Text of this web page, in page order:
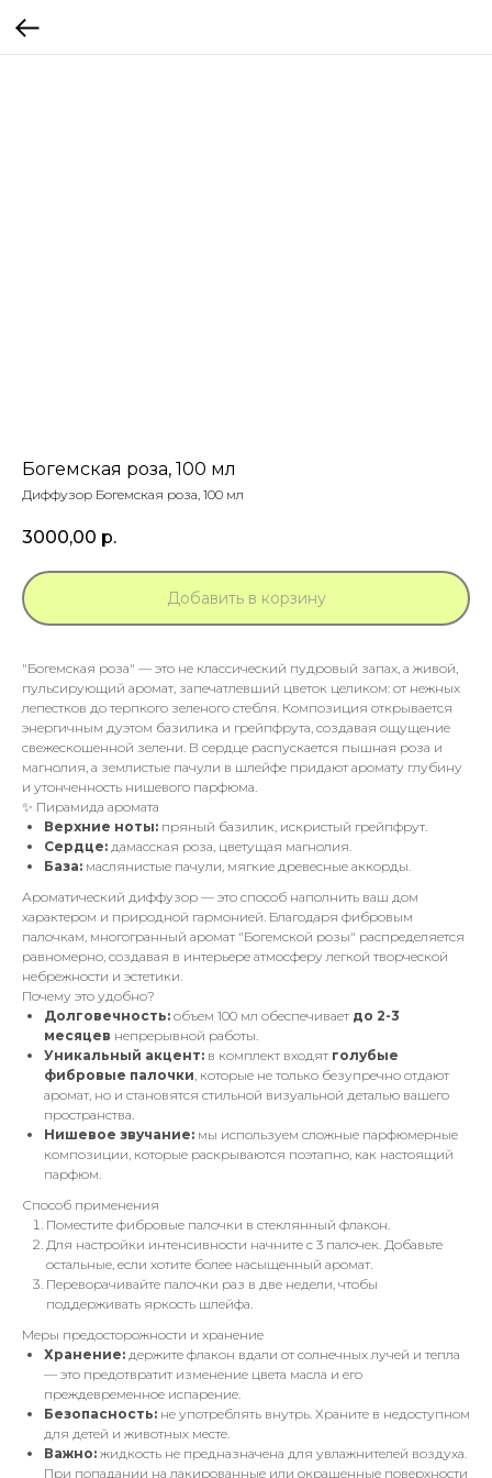
Богемская роза, 100 мл
Диффузор Богемская роза, 100 мл
3000,00 р.
Добавить в корзину
"Богемская роза" — это не классический пудровый запах, а живой,
пульсирующий аромат, запечатлевший цветок целиком: от нежных
лепестков до терпкого зеленого стебля. Композиция открывается
энергичным дуэтом базилика и грейпфрута, создавая ощущение
свежескошенной зелени. В сердце распускается пышная роза и
магнолия, а землистые пачули в шлейфе придают аромату глубину
и утонченность нишевого парфюма.
✨ Пирамида аромата
Верхние ноты: пряный базилик, искристый грейпфрут.
Сердце: дамасская роза, цветущая магнолия.
База: маслянистые пачули, мягкие древесные аккорды.
Ароматический диффузор — это способ наполнить ваш дом
характером и природной гармонией. Благодаря фибровым
палочкам, многогранный аромат "Богемской розы" распределяется
равномерно, создавая в интерьере атмосферу легкой творческой
небрежности и эстетики.
Почему это удобно?
Долговечность: объем 100 мл обеспечивает до 2-3
месяцев непрерывной работы.
Уникальный акцент: в комплект входят голубые
фибровые палочки, которые не только безупречно отдают
аромат, но и становятся стильной визуальной деталью вашего
пространства.
Нишевое звучание: мы используем сложные парфюмерные
композиции, которые раскрываются поэтапно, как настоящий
парфюм.
Способ применения
Поместите фибровые палочки в стеклянный флакон.
Для настройки интенсивности начните с 3 палочек. Добавьте
остальные, если хотите более насыщенный аромат.
Переворачивайте палочки раз в две недели, чтобы
поддерживать яркость шлейфа.
Меры предосторожности и хранение
Хранение: держите флакон вдали от солнечных лучей и тепла
— это предотвратит изменение цвета масла и его
преждевременное испарение.
Безопасность: не употреблять внутрь. Храните в недоступном
для детей и животных месте.
Важно: жидкость не предназначена для увлажнителей воздуха.
При попадании на лакированные или окрашенные поверхности